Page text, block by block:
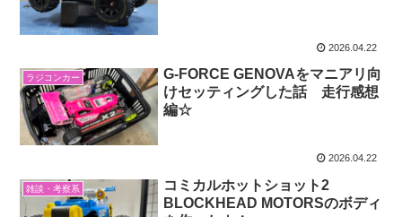
2026.04.22
ラジコンカー
G-FORCE GENOVAをマニアリ向
けセッティングした話 走行感想
編☆
2026.04.22
雑談・考察系
コミカルホットショット2
BLOCKHEAD MOTORSのボディ